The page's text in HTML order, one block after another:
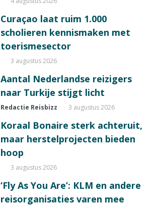
Curaçao laat ruim 1.000
scholieren kennismaken met
toerismesector
3 augustus 2026
Aantal Nederlandse reizigers
naar Turkije stijgt licht
Redactie Reisbizz 3 augustus 2026
Koraal Bonaire sterk achteruit,
maar herstelprojecten bieden
hoop
3 augustus 2026
‘Fly As You Are’: KLM en andere
reisorganisaties varen mee